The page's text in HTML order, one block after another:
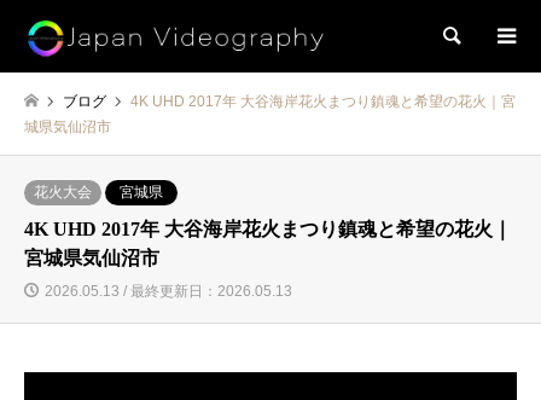
検索
ブログ
4K UHD 2017年 大谷海岸花火まつり鎮魂と希望の花火｜宮
城県気仙沼市
花火大会 宮城県
4K UHD 2017年 大谷海岸花火まつり鎮魂と希望の花火｜
宮城県気仙沼市
2026.05.13 / 最終更新日：2026.05.13